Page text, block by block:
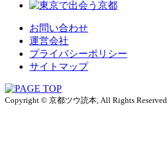
お問い合わせ
運営会社
プライバシーポリシー
サイトマップ
Copyright © 京都ツウ読本, All Rights Reserved.